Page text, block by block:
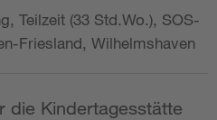
Teilzeit (33 Std.Wo.), SOS-
Friesland, Wilhelmshaven
die Kindertagesstätte